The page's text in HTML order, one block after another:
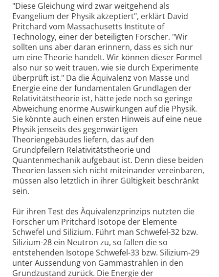
"Diese Gleichung wird zwar weitgehend als
Evangelium der Physik akzeptiert", erklärt David
Pritchard vom Massachusetts Institute of
Technology, einer der beteiligten Forscher. "Wir
sollten uns aber daran erinnern, dass es sich nur
um eine Theorie handelt. Wir können dieser Formel
also nur so weit trauen, wie sie durch Experimente
überprüft ist." Da die Äquivalenz von Masse und
Energie eine der fundamentalen Grundlagen der
Relativitätstheorie ist, hätte jede noch so geringe
Abweichung enorme Auswirkungen auf die Physik.
Sie könnte auch einen ersten Hinweis auf eine neue
Physik jenseits des gegenwärtigen
Theoriengebäudes liefern, das auf den
Grundpfeilern Relativitätstheorie und
Quantenmechanik aufgebaut ist. Denn diese beiden
Theorien lassen sich nicht miteinander vereinbaren,
müssen also letztlich in ihrer Gültigkeit beschränkt
sein.
Für ihren Test des Äquivalenzprinzips nutzten die
Forscher um Pritchard Isotope der Elemente
Schwefel und Silizium. Führt man Schwefel-32 bzw.
Silizium-28 ein Neutron zu, so fallen die so
entstehenden Isotope Schwefel-33 bzw. Silizium-29
unter Aussendung von Gammastrahlen in den
Grundzustand zurück. Die Energie der